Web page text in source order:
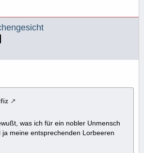
was ich für ein nobler Unmensch
ja meine entsprechenden Lorbeeren